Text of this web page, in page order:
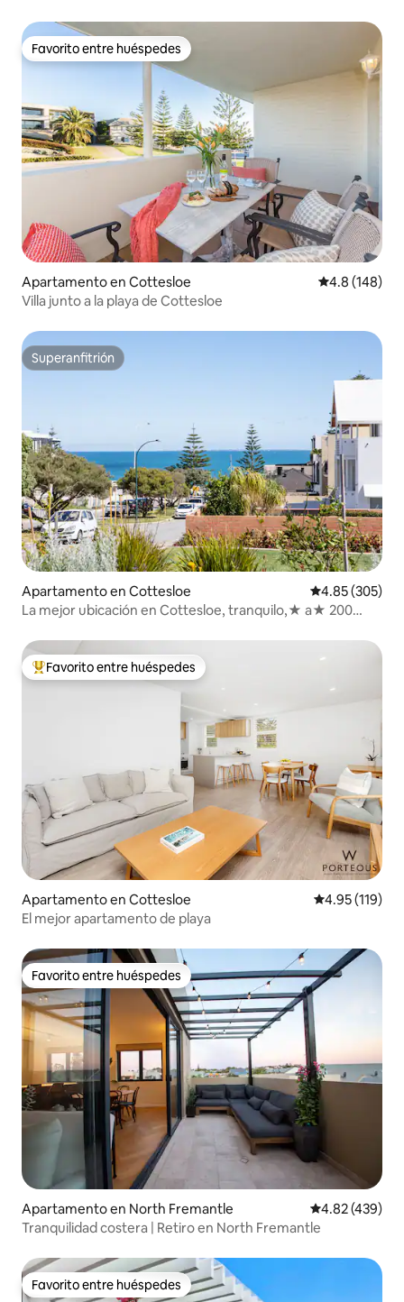
Favorito entre huéspedes
Favorito entre huéspedes
Apartamento en Cottesloe Calificación
4.8 (148)
Villa junto a la playa de Cottesloe
Superanfitrión
Superanfitrión
Apartamento en Cottesloe Calificación
4.85 (305)
La mejor ubicación en Cottesloe, tranquilo,★ a★ 200
Favorito entre huéspedes preferido
Favorito entre huéspedes
Apartamento en Cottesloe Calificación
4.95 (119)
El mejor apartamento de playa
Favorito entre huéspedes
Favorito entre huéspedes
Apartamento en North Fremantle Calificación
4.82 (439)
Tranquilidad costera | Retiro en North Fremantle
Favorito entre huéspedes
Favorito entre huéspedes